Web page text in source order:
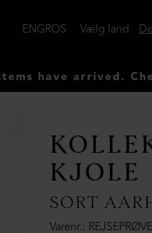
Vælg land:
ENGROS
arrived. Check
KJOLE
SORT
Varenr.